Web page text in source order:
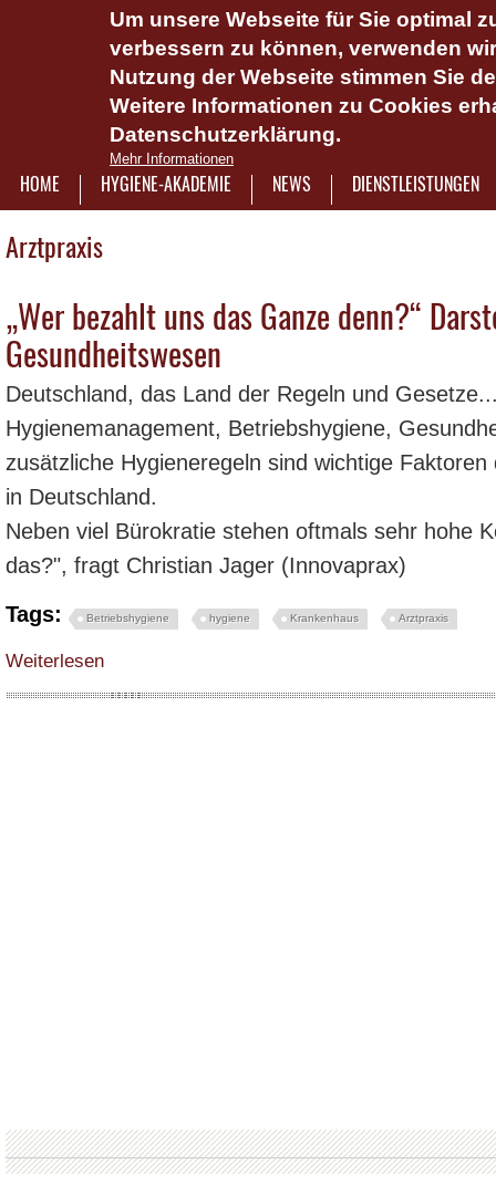
Um unsere Webseite für Sie optimal
verbessern zu können, verwenden
Nutzung der Webseite stimmen Sie
Weitere Informationen zu Cookies
Datenschutzerklärung.
Mehr Informationen
HOME HYGIENE-AKADEMIE NEWS DIENSTLEISTUNGEN
Das
Plattform
7921322
Arztpraxis
„Wer bezahlt uns das Ganze denn?“
Gesundheitswesen
Deutschland, das Land der Regeln und
Hygienemanagement, Betriebshygiene,
zusätzliche Hygieneregeln sind wichtige
in Deutschland.
Neben viel Bürokratie stehen oftmals sehr hohe
das?", fragt Christian Jager (Innovaprax)
Tags:
Betriebshygiene hygiene Krankenhaus Arztpraxis
Weiterlesen